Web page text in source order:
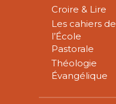
Croire & Lire
Les cahiers de
l’École
Pastorale
Théologie
Évangélique